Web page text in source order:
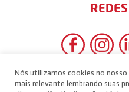
Nós utilizamos cookies no nosso
mais relevante lembrando suas